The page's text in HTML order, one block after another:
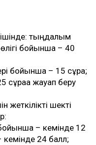
тыңдалым
бойынша – 40
бойынша – 15 сұрақ;
жауап беру
жеткілікті шекті
бойынша – кемінде 12
кемінде 24 балл;